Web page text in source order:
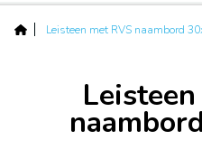
Leisteen met RVS naambord